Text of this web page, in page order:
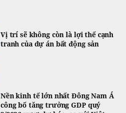
Vị trí sẽ không còn là lợi thế cạnh
tranh của dự án bất động sản
Nền kinh tế lớn nhất Đông Nam Á
công bố tăng trưởng GDP quý